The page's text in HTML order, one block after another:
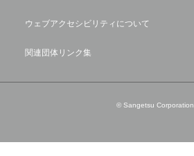
ウェブアクセシビリティについて
関連団体リンク集
© Sangetsu Corporation